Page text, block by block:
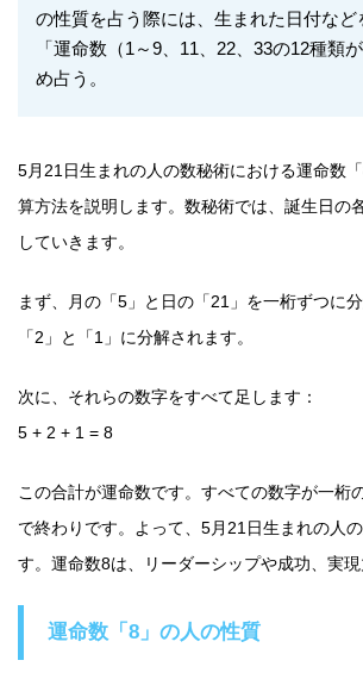
の性質を占う際には、生まれた日付など
「運命数（1～9、11、22、33の12種類
め占う。
5月21日生まれの人の数秘術における運命数
算方法を説明します。数秘術では、誕生日の
していきます。
まず、月の「5」と日の「21」を一桁ずつに
「2」と「1」に分解されます。
次に、それらの数字をすべて足します：
5 + 2 + 1 = 8
この合計が運命数です。すべての数字が一桁
で終わりです。よって、5月21日生まれの人
す。運命数8は、リーダーシップや成功、実現
運命数「8」の人の性質